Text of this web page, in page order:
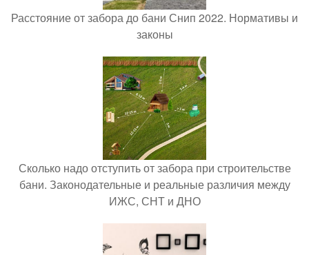
Расстояние от забора до бани Снип 2022. Нормативы и
законы
Сколько надо отступить от забора при строительстве
бани. Законодательные и реальные различия между
ИЖС, СНТ и ДНО